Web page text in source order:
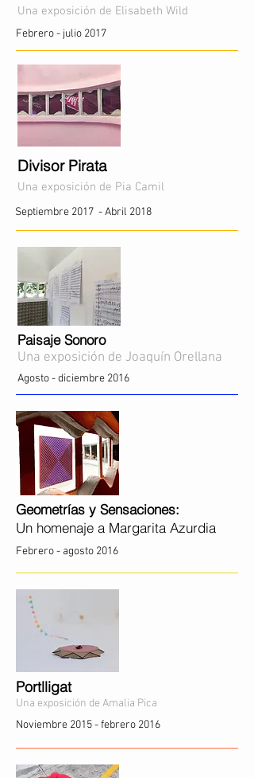
Una exposición de Elisabeth Wild
Febrero - julio 2017
Divisor Pirata
Una exposición de Pia Camil
Septiembre 2017 - Abril 2018
Paisaje Sonoro
Una exposición de Joaquín Orellana
Agosto - diciembre 2016
Geometrías y Sensaciones:
Un homenaje a Margarita Azurdia
Febrero - agosto 2016
Portlligat
Una exposición de Amalia Pica
Noviembre 2015 - febrero 2016